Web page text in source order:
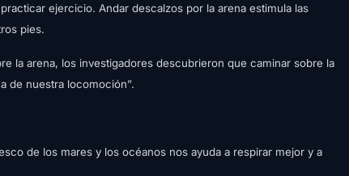
ejercicio. Andar descalzos por la arena estimula las
pies.
la arena, los investigadores descubrieron que caminar sobre la
de nuestra locomoción”.
de los mares y los océanos nos ayuda a respirar mejor y a